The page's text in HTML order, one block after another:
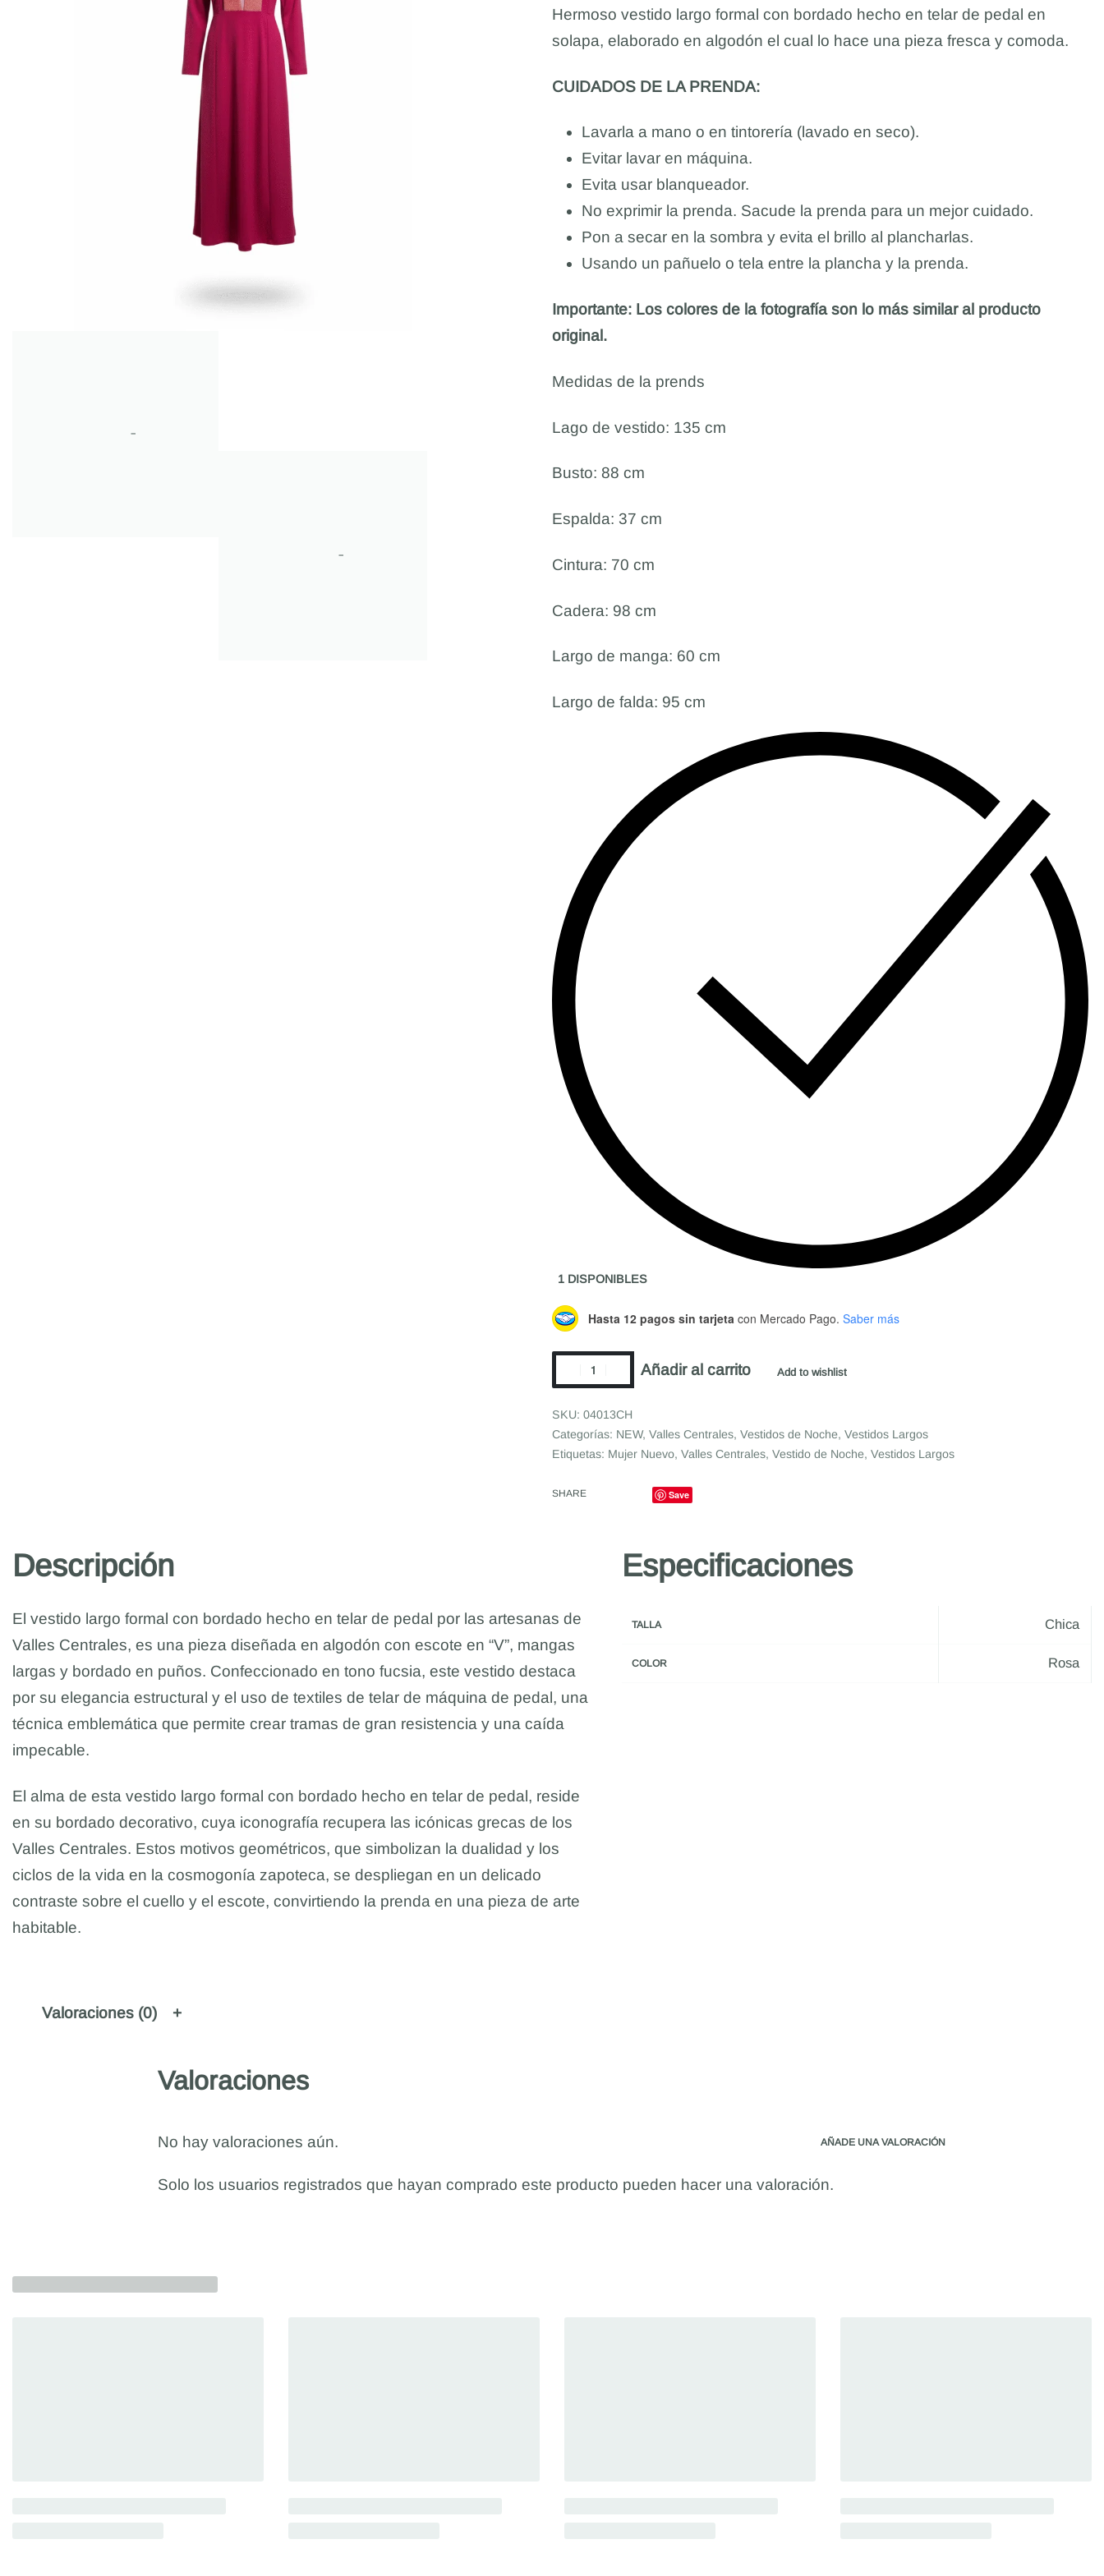
Hermoso vestido largo formal con bordado hecho en telar de pedal en
solapa, elaborado en algodón el cual lo hace una pieza fresca y comoda.
CUIDADOS DE LA PRENDA:
Lavarla a mano o en tintorería (lavado en seco).
Evitar lavar en máquina.
Evita usar blanqueador.
No exprimir la prenda. Sacude la prenda para un mejor cuidado.
Pon a secar en la sombra y evita el brillo al plancharlas.
Usando un pañuelo o tela entre la plancha y la prenda.
Importante: Los colores de la fotografía son lo más similar al producto
original.
Medidas de la prends
Lago de vestido: 135 cm
Busto: 88 cm
Espalda: 37 cm
Cintura: 70 cm
Cadera: 98 cm
Largo de manga: 60 cm
Largo de falda: 95 cm
1 DISPONIBLES
Hasta 12 pagos sin tarjeta con Mercado Pago. Saber más
Añadir al carrito Add to wishlist
04013CH
Categorías: NEW, Valles Centrales, Vestidos de Noche, Vestidos Largos
Etiquetas: Mujer Nuevo, Valles Centrales, Vestido de Noche, Vestidos Largos
SHARE Save
Descripción
El vestido largo formal con bordado hecho en telar de pedal por las artesanas de
Valles Centrales, es una pieza diseñada en algodón con escote en “V”, mangas
largas y bordado en puños. Confeccionado en tono fucsia, este vestido destaca
por su elegancia estructural y el uso de textiles de telar de máquina de pedal, una
técnica emblemática que permite crear tramas de gran resistencia y una caída
impecable.
El alma de esta vestido largo formal con bordado hecho en telar de pedal, reside
en su bordado decorativo, cuya iconografía recupera las icónicas grecas de los
Valles Centrales. Estos motivos geométricos, que simbolizan la dualidad y los
ciclos de la vida en la cosmogonía zapoteca, se despliegan en un delicado
contraste sobre el cuello y el escote, convirtiendo la prenda en una pieza de arte
habitable.
Especificaciones
TALLA Chica
COLOR Rosa
Valoraciones (0)
Valoraciones
No hay valoraciones aún. AÑADE UNA VALORACIÓN
Solo los usuarios registrados que hayan comprado este producto pueden hacer una valoración.